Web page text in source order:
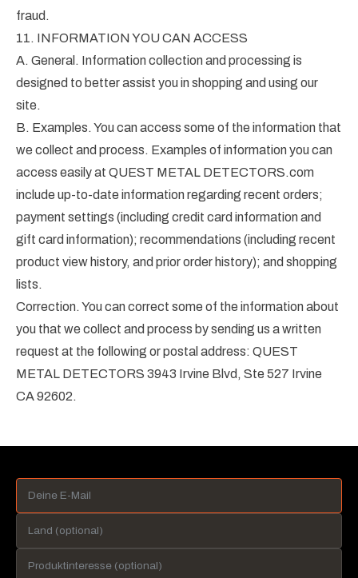
fraud.
11. INFORMATION YOU CAN ACCESS
A. General. Information collection and processing is
designed to better assist you in shopping and using our
site.
B. Examples. You can access some of the information that
we collect and process. Examples of information you can
access easily at QUEST METAL DETECTORS.com
include up-to-date information regarding recent orders;
payment settings (including credit card information and
gift card information); recommendations (including recent
product view history, and prior order history); and shopping
lists.
Correction. You can correct some of the information about
you that we collect and process by sending us a written
request at the following or postal address: QUEST
METAL DETECTORS 3943 Irvine Blvd, Ste 527 Irvine
CA 92602.